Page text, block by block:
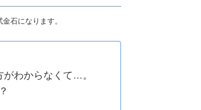
石になります。
わからなくて…。